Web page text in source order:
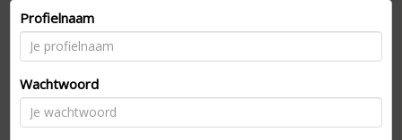
Profielnaam
Wachtwoord